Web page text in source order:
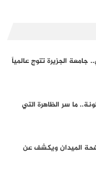
جامعة الجزيرة تتوج عالمياً
ما سر الظاهرة التي
الميدان ويكشف عن